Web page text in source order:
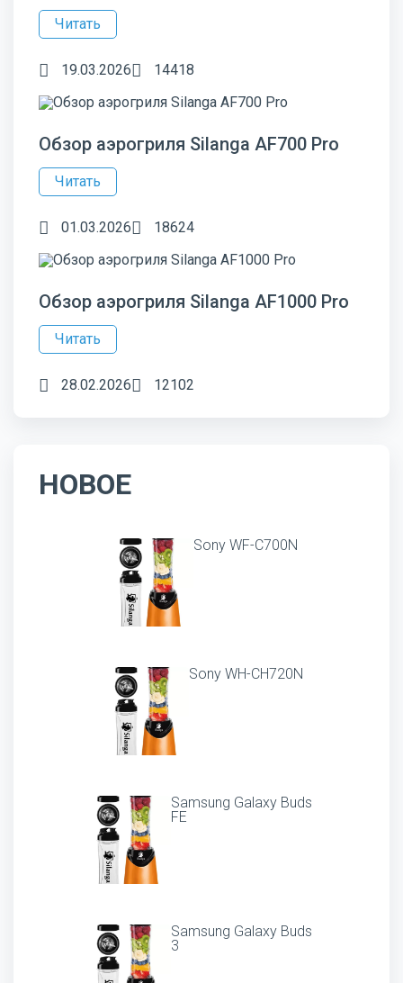
Читать
19.03.2026 14418
Обзор аэрогриля Silanga AF700 Pro
Читать
01.03.2026 18624
Обзор аэрогриля Silanga AF1000 Pro
Читать
28.02.2026 12102
НОВОЕ
Sony WF-C700N
Sony WH-CH720N
Samsung Galaxy Buds
FE
Samsung Galaxy Buds
3